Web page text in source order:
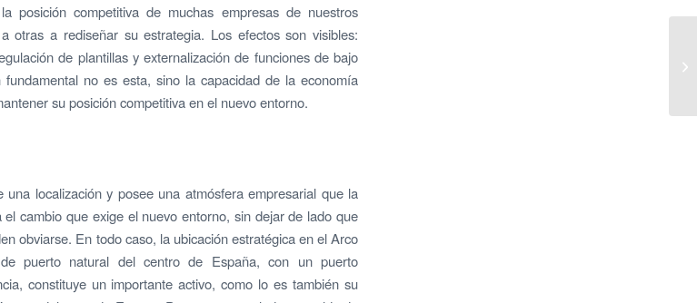
posición competitiva de muchas empresas de nuestros
otras a rediseñar su estrategia. Los efectos son visibles:
de plantillas y externalización de funciones de bajo
no es esta, sino la capacidad de la economía
su posición competitiva en el nuevo entorno.
una localización y posee una atmósfera empresarial que la
cambio que exige el nuevo entorno, sin dejar de lado que
obviarse. En todo caso, la ubicación estratégica en el Arco
puerto natural del centro de España, con un puerto
constituye un importante activo, como lo es también su